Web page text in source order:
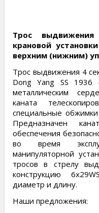
Трос
крановой
верхним (нижним)
Трос выдвижения 4
Dong Yang SS 1936
металлическим
каната
специальные
Предназначен
обеспечения
во время
манипуляторной
тросов в стрелу
конструкцию
диаметр и длину.
Наши предложения: